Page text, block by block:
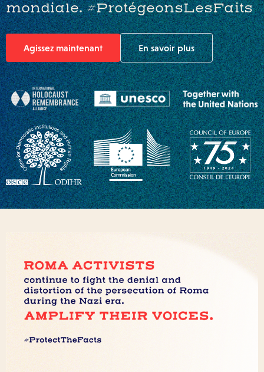
mondiale. #ProtégeonsLesFaits
Agissez maintenant En savoir plus